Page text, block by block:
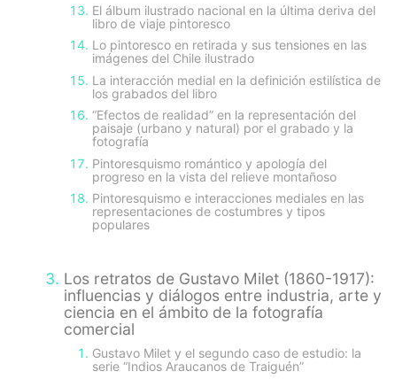
El álbum ilustrado nacional en la última deriva del
libro de viaje pintoresco
Lo pintoresco en retirada y sus tensiones en las
imágenes del Chile ilustrado
La interacción medial en la definición estilística de
los grabados del libro
“Efectos de realidad” en la representación del
paisaje (urbano y natural) por el grabado y la
fotografía
Pintoresquismo romántico y apología del
progreso en la vista del relieve montañoso
Pintoresquismo e interacciones mediales en las
representaciones de costumbres y tipos
populares
Los retratos de Gustavo Milet (1860-1917):
influencias y diálogos entre industria, arte y
ciencia en el ámbito de la fotografía
comercial
Gustavo Milet y el segundo caso de estudio: la
serie “Indios Araucanos de Traiguén”